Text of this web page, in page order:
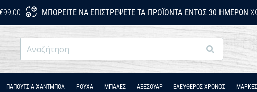
ΜΠΟΡΕΊΤΕ ΝΑ ΕΠΙΣΤΡΈΨΕΤΕ ΤΑ ΠΡΟΪΌΝΤΑ ΕΝΤΌΣ 30 ΗΜΕΡΏΝ
Αναζήτηση
ΠΑΠΟΎΤΣΙΑ ΧΆΝΤΜΠΟΛ ΡΟΎΧΑ ΜΠΑΛΕΣ ΑΞΕΣΟΥΑΡ ΕΛΕΥΘΕΡΟΣ ΧΡΟΝΟΣ ΜΑΡΚΕΣ